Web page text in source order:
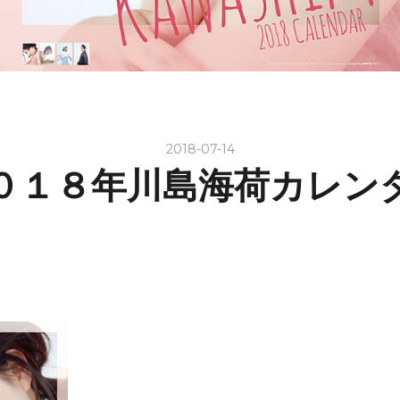
2018-07-14
１８年川島海荷カレン